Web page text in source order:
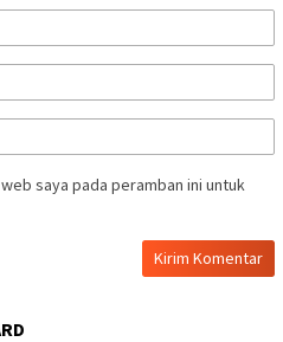
saya pada peramban ini untuk